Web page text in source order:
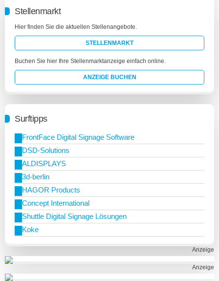
Stellenmarkt
Hier finden Sie die aktuellen Stellenangebote.
STELLENMARKT
Buchen Sie hier Ihre Stellenmarktanzeige einfach online.
ANZEIGE BUCHEN
Surftipps
FrontFace Digital Signage Software
DSD-Solutions
ALDISPLAYS
3d-berlin
HAGOR Products
Concept International
Shuttle Digital Signage Lösungen
Koke
Anzeige
Anzeige